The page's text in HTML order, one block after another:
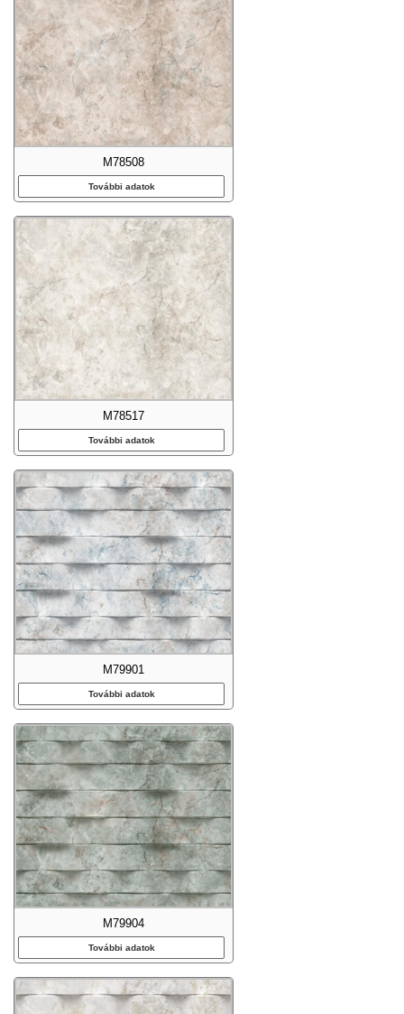
M78508
További adatok
M78517
További adatok
M79901
További adatok
M79904
További adatok